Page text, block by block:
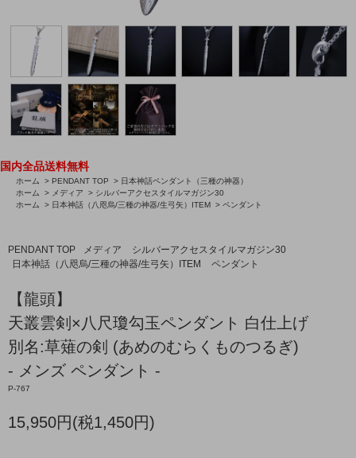
国内全品送料無料
ホーム > PENDANT TOP > 日本神話ペンダント（三種の神器）
ホーム
> メディア > シルバーアクセスタイルマガジン30
ホーム
> 日本神話（八咫烏/三種の神器/生弓矢）ITEM > ペンダント
PENDANT TOP メディア
シルバーアクセスタイルマガジン30
日本神話（八咫烏/三種の神器/生弓矢）ITEM
ペンダント
【龍頭】
天叢雲剣×八尺瓊勾玉ペンダント 白仕上げ
別名:草薙の剣 (あめのむらくものつるぎ)
- メンズ ペンダント -
P-767
15,950円(税1,450円)